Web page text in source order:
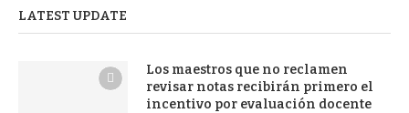
LATEST UPDATE
Los maestros que no reclamen
revisar notas recibirán primero el
incentivo por evaluación docente